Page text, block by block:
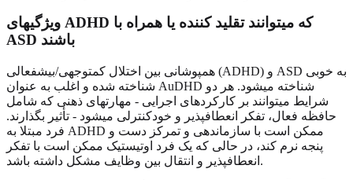
ویژگیهای ADHD که میتوانند تقلید کننده یا همراه با
ASD باشند
همپوشانی بین اختلال کمتوجهی/بیشفعالی (ADHD) و ASD به خوبی
شناخته شده و اغلب به عنوان AuDHD شناخته میشود. هر دو
شرایط میتوانند بر کارکردهای اجرایی - مهارتهای ذهنی که شامل
حافظه فعال، تفکر انعطافپذیر و خودکنترلی میشود - تأثیر بگذارند.
فرد مبتلا به ADHD ممکن است با سازماندهی و تمرکز دست و
پنجه نرم کند، در حالی که یک فرد اوتیستیک ممکن است با تفکر
انعطافپذیر و انتقال بین وظایف مشکل داشته باشد.